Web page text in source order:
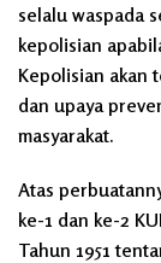
selalu waspada
kepolisian
Kepolisian akan
dan upaya
masyarakat.
Atas
ke-1 dan ke-2
Tahun 1951